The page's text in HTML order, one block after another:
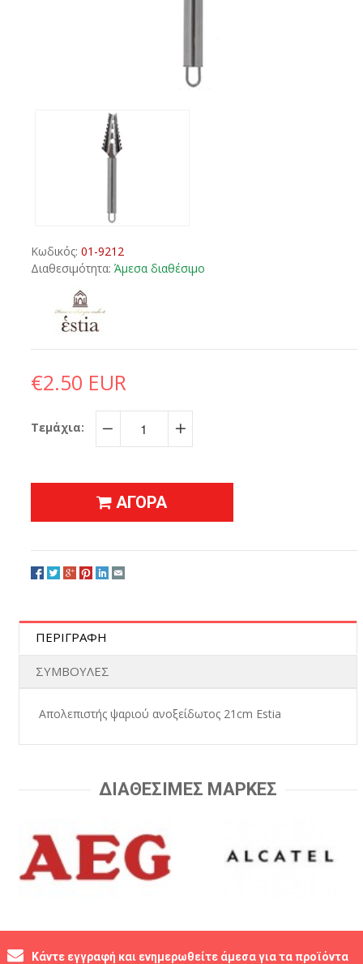
Κωδικός: 01-9212
Διαθεσιμότητα: Άμεσα διαθέσιμο
€2.50 EUR
Τεμάχια:
− +
ΑΓΟΡΑ
ΠΕΡΙΓΡΑΦΗ
ΣΥΜΒΟΥΛΕΣ
Απολεπιστής ψαριού ανοξείδωτος 21cm Estia
ΔΙΑΘΕΣΙΜΕΣ ΜΑΡΚΕΣ
Κάντε εγγραφή και ενημερωθείτε άμεσα για τα προϊόντα